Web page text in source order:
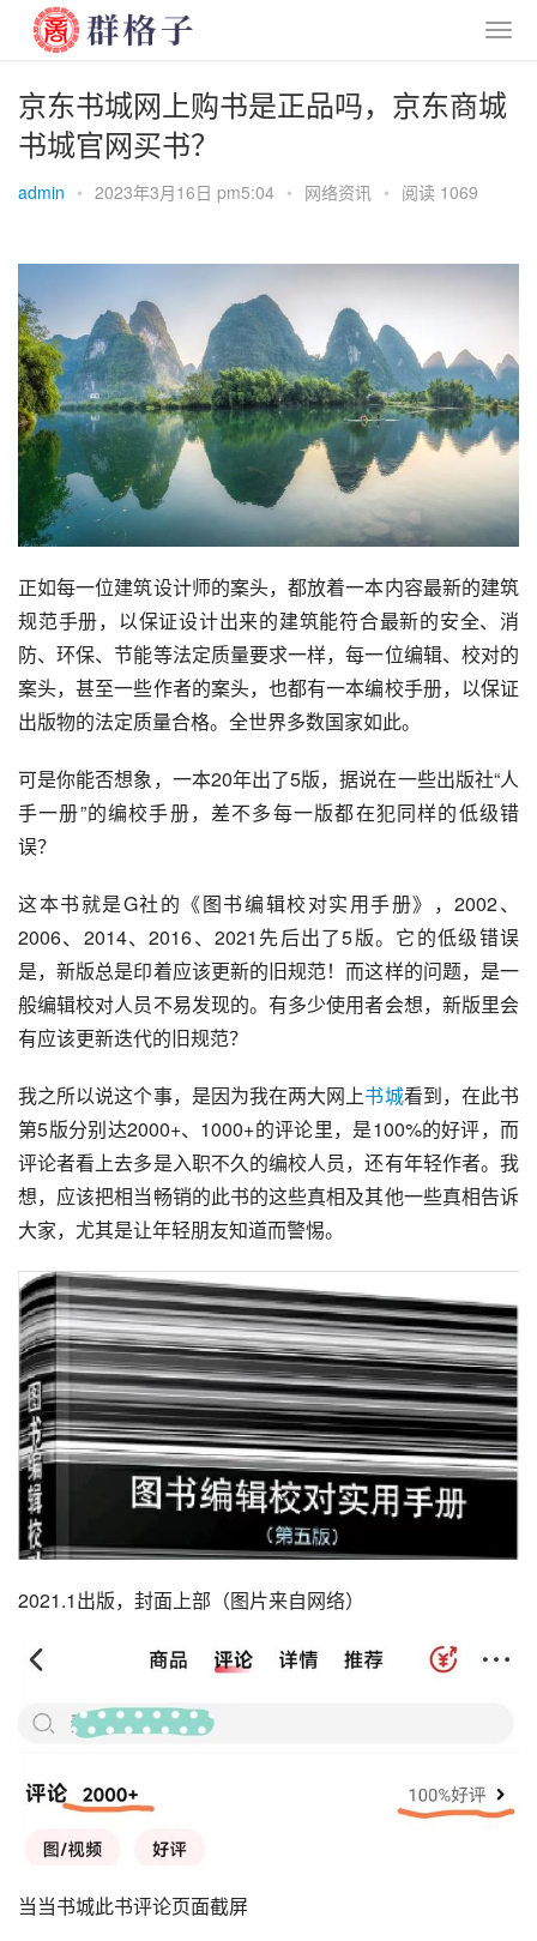
京东书城网上购书是正品吗，京东商城
书城官网买书？
admin • 2023年3月16日 pm5:04 • 网络资讯 • 阅读 1069
正如每一位建筑设计师的案头，都放着一本内容最新的建筑
规范手册，以保证设计出来的建筑能符合最新的安全、消
防、环保、节能等法定质量要求一样，每一位编辑、校对的
案头，甚至一些作者的案头，也都有一本编校手册，以保证
出版物的法定质量合格。全世界多数国家如此。
可是你能否想象，一本20年出了5版，据说在一些出版社“人
手一册”的编校手册，差不多每一版都在犯同样的低级错
误？
这本书就是G社的《图书编辑校对实用手册》，2002、
2006、2014、2016、2021先后出了5版。它的低级错误
是，新版总是印着应该更新的旧规范！而这样的问题，是一
般编辑校对人员不易发现的。有多少使用者会想，新版里会
有应该更新迭代的旧规范？
我之所以说这个事，是因为我在两大网上书城看到，在此书
第5版分别达2000+、1000+的评论里，是100%的好评，而
评论者看上去多是入职不久的编校人员，还有年轻作者。我
想，应该把相当畅销的此书的这些真相及其他一些真相告诉
大家，尤其是让年轻朋友知道而警惕。
2021.1出版，封面上部（图片来自网络）
当当书城此书评论页面截屏